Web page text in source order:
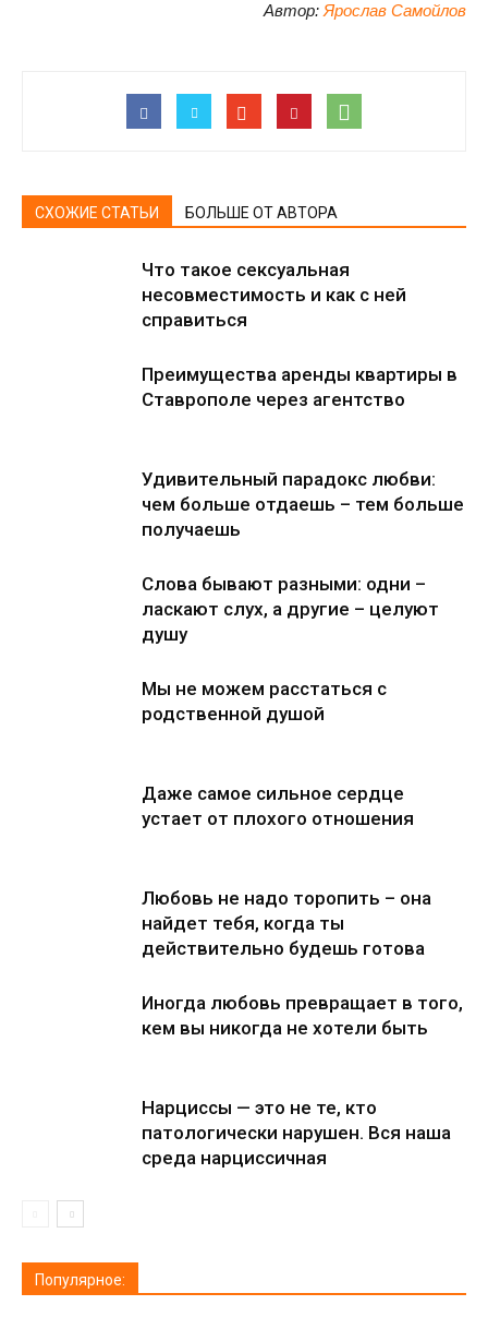
Автор: Ярослав Самойлов
СХОЖИЕ СТАТЬИ БОЛЬШЕ ОТ АВТОРА
Что такое сексуальная
несовместимость и как с ней
справиться
Преимущества аренды квартиры в
Ставрополе через агентство
Удивительный парадокс любви:
чем больше отдаешь – тем больше
получаешь
Слова бывают разными: одни –
ласкают слух, а другие – целуют
душу
Мы не можем расстаться с
родственной душой
Даже самое сильное сердце
устает от плохого отношения
Любовь не надо торопить – она
найдет тебя, когда ты
действительно будешь готова
Иногда любовь превращает в того,
кем вы никогда не хотели быть
Нарциссы — это не те, кто
патологически нарушен. Вся наша
среда нарциссичная
Популярное: